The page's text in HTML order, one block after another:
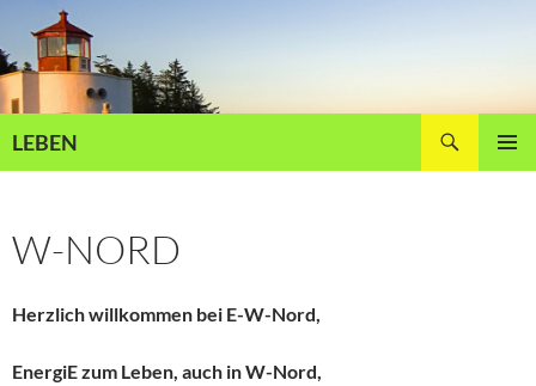
Inhalt
springen
LEBEN
W-NORD
Herzlich willkommen bei E-W-Nord,
EnergiE zum Leben, auch in W-Nord,